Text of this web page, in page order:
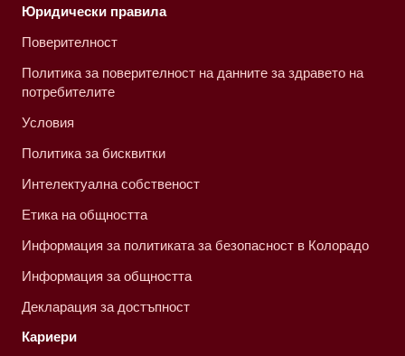
Юридически правила
Поверителност
Политика за поверителност на данните за здравето на
потребителите
Условия
Политика за бисквитки
Интелектуална собственост
Етика на общността
Информация за политиката за безопасност в Колорадо
Информация за общността
Декларация за достъпност
Кариери